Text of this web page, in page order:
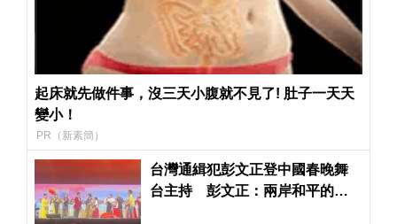
起床就先做件事，沒三天小腹就不見了! 肚子一天天
變小！
PR（新素簡）
台灣通緝犯彭文正登中國春晚舞
台主持 彭文正：兩岸和平的一